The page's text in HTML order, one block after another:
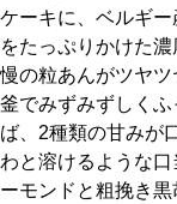
カレー
京都お
私と店
ケーキに、ベルギ
をたっぷりかけた
慢の粒あんがツヤ
釜でみずみずしく
ば、2種類の甘みが
わと溶けるような
ーモンドと粗挽き